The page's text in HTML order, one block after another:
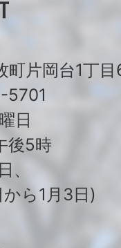
町片岡台1丁目
5701
日
後5時
、
ら1月3日)